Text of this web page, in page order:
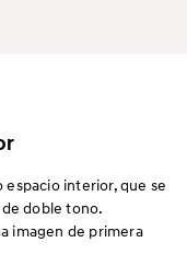
espacio interior, que se
doble tono.
imagen de primera